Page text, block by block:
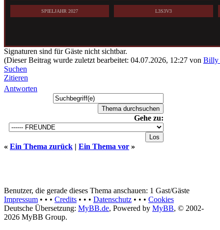
heißt aber nicht, dass ich alles durchgeplant haben will – im
reicht völlig, der Rest darf sich gerne dynamisch entwickeln.
gewisse Selbstständigkeit mit dem Charakter entsteht, also auch
Also, worauf wartest du noch? Komm zu uns und hauche
SPIELJAHR 2027 L3S3V3
Signaturen sind für Gäste nicht sichtbar.
(Dieser Beitrag wurde zuletzt bearbeitet: 04.07.2026, 12:27 von Billy
Suchen
Zitieren
Antworten
Gehe zu:
« Ein Thema zurück | Ein Thema vor »
Benutzer, die gerade dieses Thema anschauen: 1 Gast/Gäste
Impressum • • • Credits • • • Datenschutz • • • Cookies
Deutsche Übersetzung: MyBB.de, Powered by MyBB, © 2002-
2026 MyBB Group.